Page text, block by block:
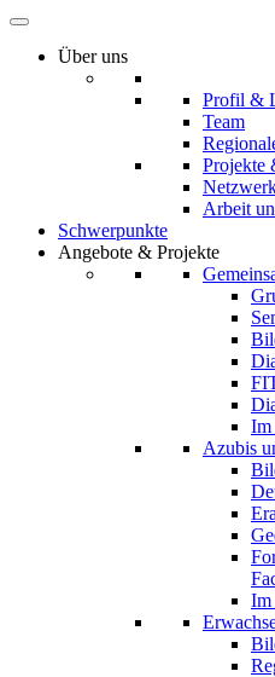
Über uns
Profil &
Team
Projekte
Arbeit
Schwerpunkte
Angebote & Projekte
Im
Azubis
Im